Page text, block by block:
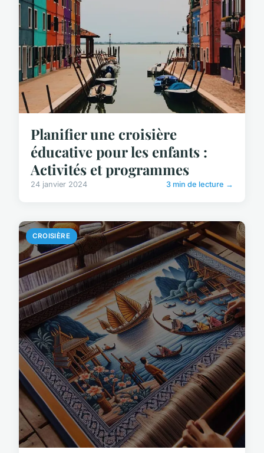
Planifier une croisière
éducative pour les enfants :
Activités et programmes
24 janvier 2024 3 min de lecture →
CROISIÈRE